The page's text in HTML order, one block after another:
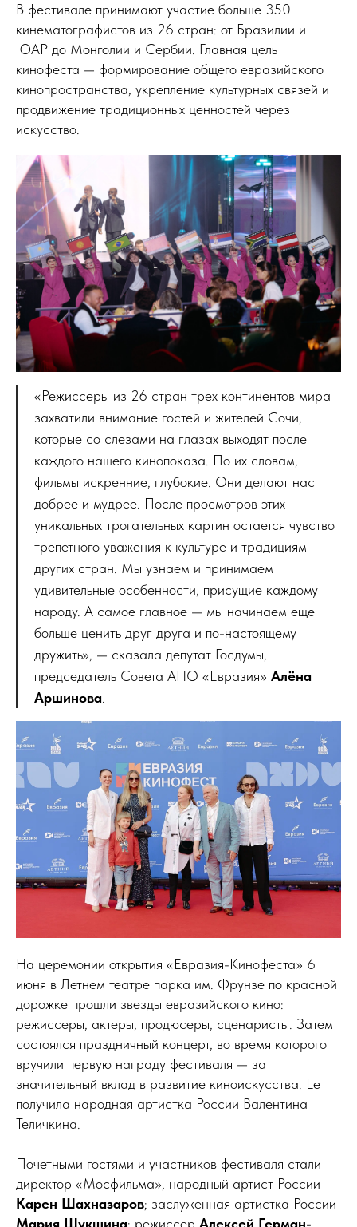
В фестивале принимают участие больше 350
кинематографистов из 26 стран: от Бразилии и
ЮАР до Монголии и Сербии. Главная цель
кинофеста — формирование общего евразийского
кинопространства, укрепление культурных связей и
продвижение традиционных ценностей через
искусство.
«Режиссеры из 26 стран трех континентов мира
захватили внимание гостей и жителей Сочи,
которые со слезами на глазах выходят после
каждого нашего кинопоказа. По их словам,
фильмы искренние, глубокие. Они делают нас
добрее и мудрее. После просмотров этих
уникальных трогательных картин остается чувство
трепетного уважения к культуре и традициям
других стран. Мы узнаем и принимаем
удивительные особенности, присущие каждому
народу. А самое главное — мы начинаем еще
больше ценить друг друга и по-настоящему
дружить», — сказала депутат Госдумы,
председатель Совета АНО «Евразия» Алёна
Аршинова
На церемонии открытия «Евразия-Кинофеста» 6
июня в Летнем театре парка им. Фрунзе по красной
дорожке прошли звезды евразийского кино:
режиссеры, актеры, продюсеры, сценаристы. Затем
состоялся праздничный концерт, во время которого
вручили первую награду фестиваля — за
значительный вклад в развитие киноискусства. Ее
получила народная артистка России Валентина
Теличкина.
Почетными гостями и участников фестиваля стали
директор «Мосфильма», народный артист России
Карен Шахназаров; заслуженная артистка России
Мария Шукшина; режиссер Алексей Герман-